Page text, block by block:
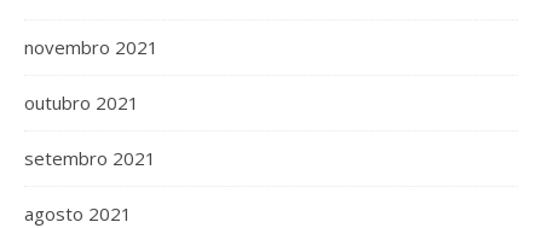
novembro 2021
outubro 2021
setembro 2021
agosto 2021